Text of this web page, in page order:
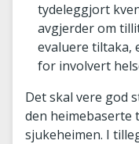
tydeleggjort
avgjerder om
evaluere tiltaka,
for involvert
Det skal vere god
den heimebaserte
sjukeheimen. I